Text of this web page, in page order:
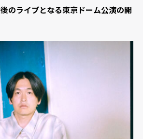
のライブとなる東京ドーム公演の開